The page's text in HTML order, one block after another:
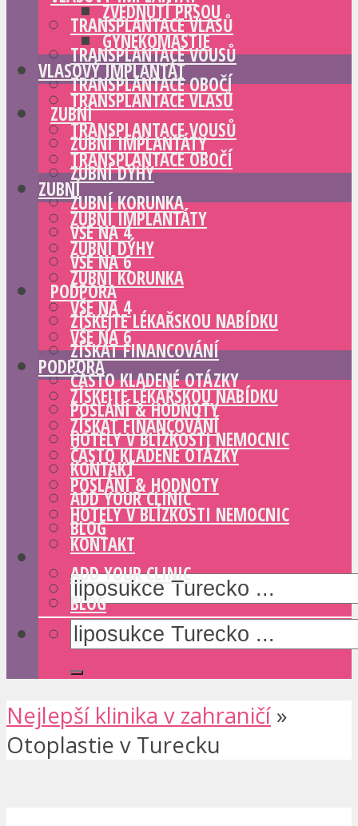
TRANSPLANTACE VLASŮ
TRANSPLANTACE VOUSŮ
TRANSPLANTACE OBOČÍ
ZUBNÍ
ZUBNÍ IMPLANTÁTY
ZUBNÍ DÝHY
ZUBNÍ KORUNKA
VŠE NA 4
VŠE NA 6
PODPORA
ZÍSKEJTE LÉKAŘSKOU NABÍDKU
ZÍSKAT FINANCOVÁNÍ
ČASTO KLADENÉ OTÁZKY
POSLÁNÍ & HODNOTY
HOTELY V BLÍZKOSTI NEMOCNIC
KONTAKT
ADD YOUR CLINIC
BLOG
ZVEDNUTÍ PRSOU
GYNEKOMASTIE
VLASOVÝ IMPLANTÁT
TRANSPLANTACE VLASŮ
TRANSPLANTACE VOUSŮ
TRANSPLANTACE OBOČÍ
ZUBNÍ
ZUBNÍ IMPLANTÁTY
ZUBNÍ DÝHY
ZUBNÍ KORUNKA
VŠE NA 4
VŠE NA 6
PODPORA
ZÍSKEJTE LÉKAŘSKOU NABÍDKU
ZÍSKAT FINANCOVÁNÍ
ČASTO KLADENÉ OTÁZKY
POSLÁNÍ & HODNOTY
HOTELY V BLÍZKOSTI NEMOCNIC
KONTAKT
ADD YOUR CLINIC
BLOG
Nejlepší klinika v zahraničí »
Otoplastie v Turecku